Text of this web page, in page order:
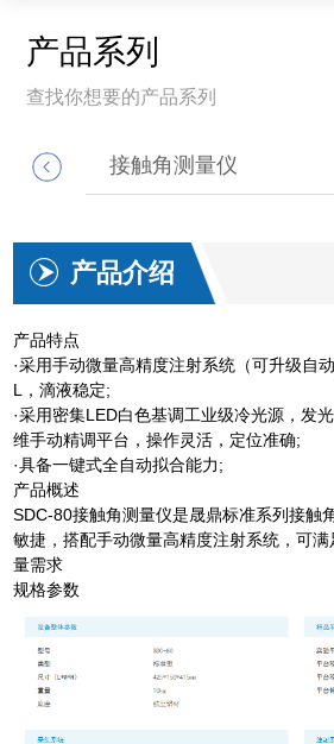
产品系列
查找你想要的产品系列
接触角测量仪
产品介绍
产品特点
·采用手动微量高精度注射系统（可升级自
L，滴液稳定;
·采用密集LED白色基调工业级冷光源，发
维手动精调平台，操作灵活，定位准确;
·具备一键式全自动拟合能力;
产品概述
SDC-80接触角测量仪是晟鼎标准系列接触
敏捷，搭配手动微量高精度注射系统，可
量需求
规格参数